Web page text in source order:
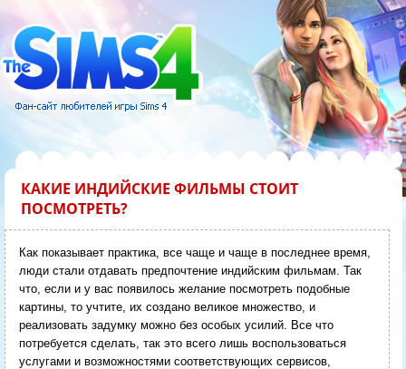
КАКИЕ ИНДИЙСКИЕ ФИЛЬМЫ СТОИТ
ПОСМОТРЕТЬ?
Как показывает практика, все чаще и чаще в последнее время,
люди стали отдавать предпочтение индийским фильмам. Так
что, если и у вас появилось желание посмотреть подобные
картины, то учтите, их создано великое множество, и
реализовать задумку можно без особых усилий. Все что
потребуется сделать, так это всего лишь воспользоваться
услугами и возможностями соответствующих сервисов,